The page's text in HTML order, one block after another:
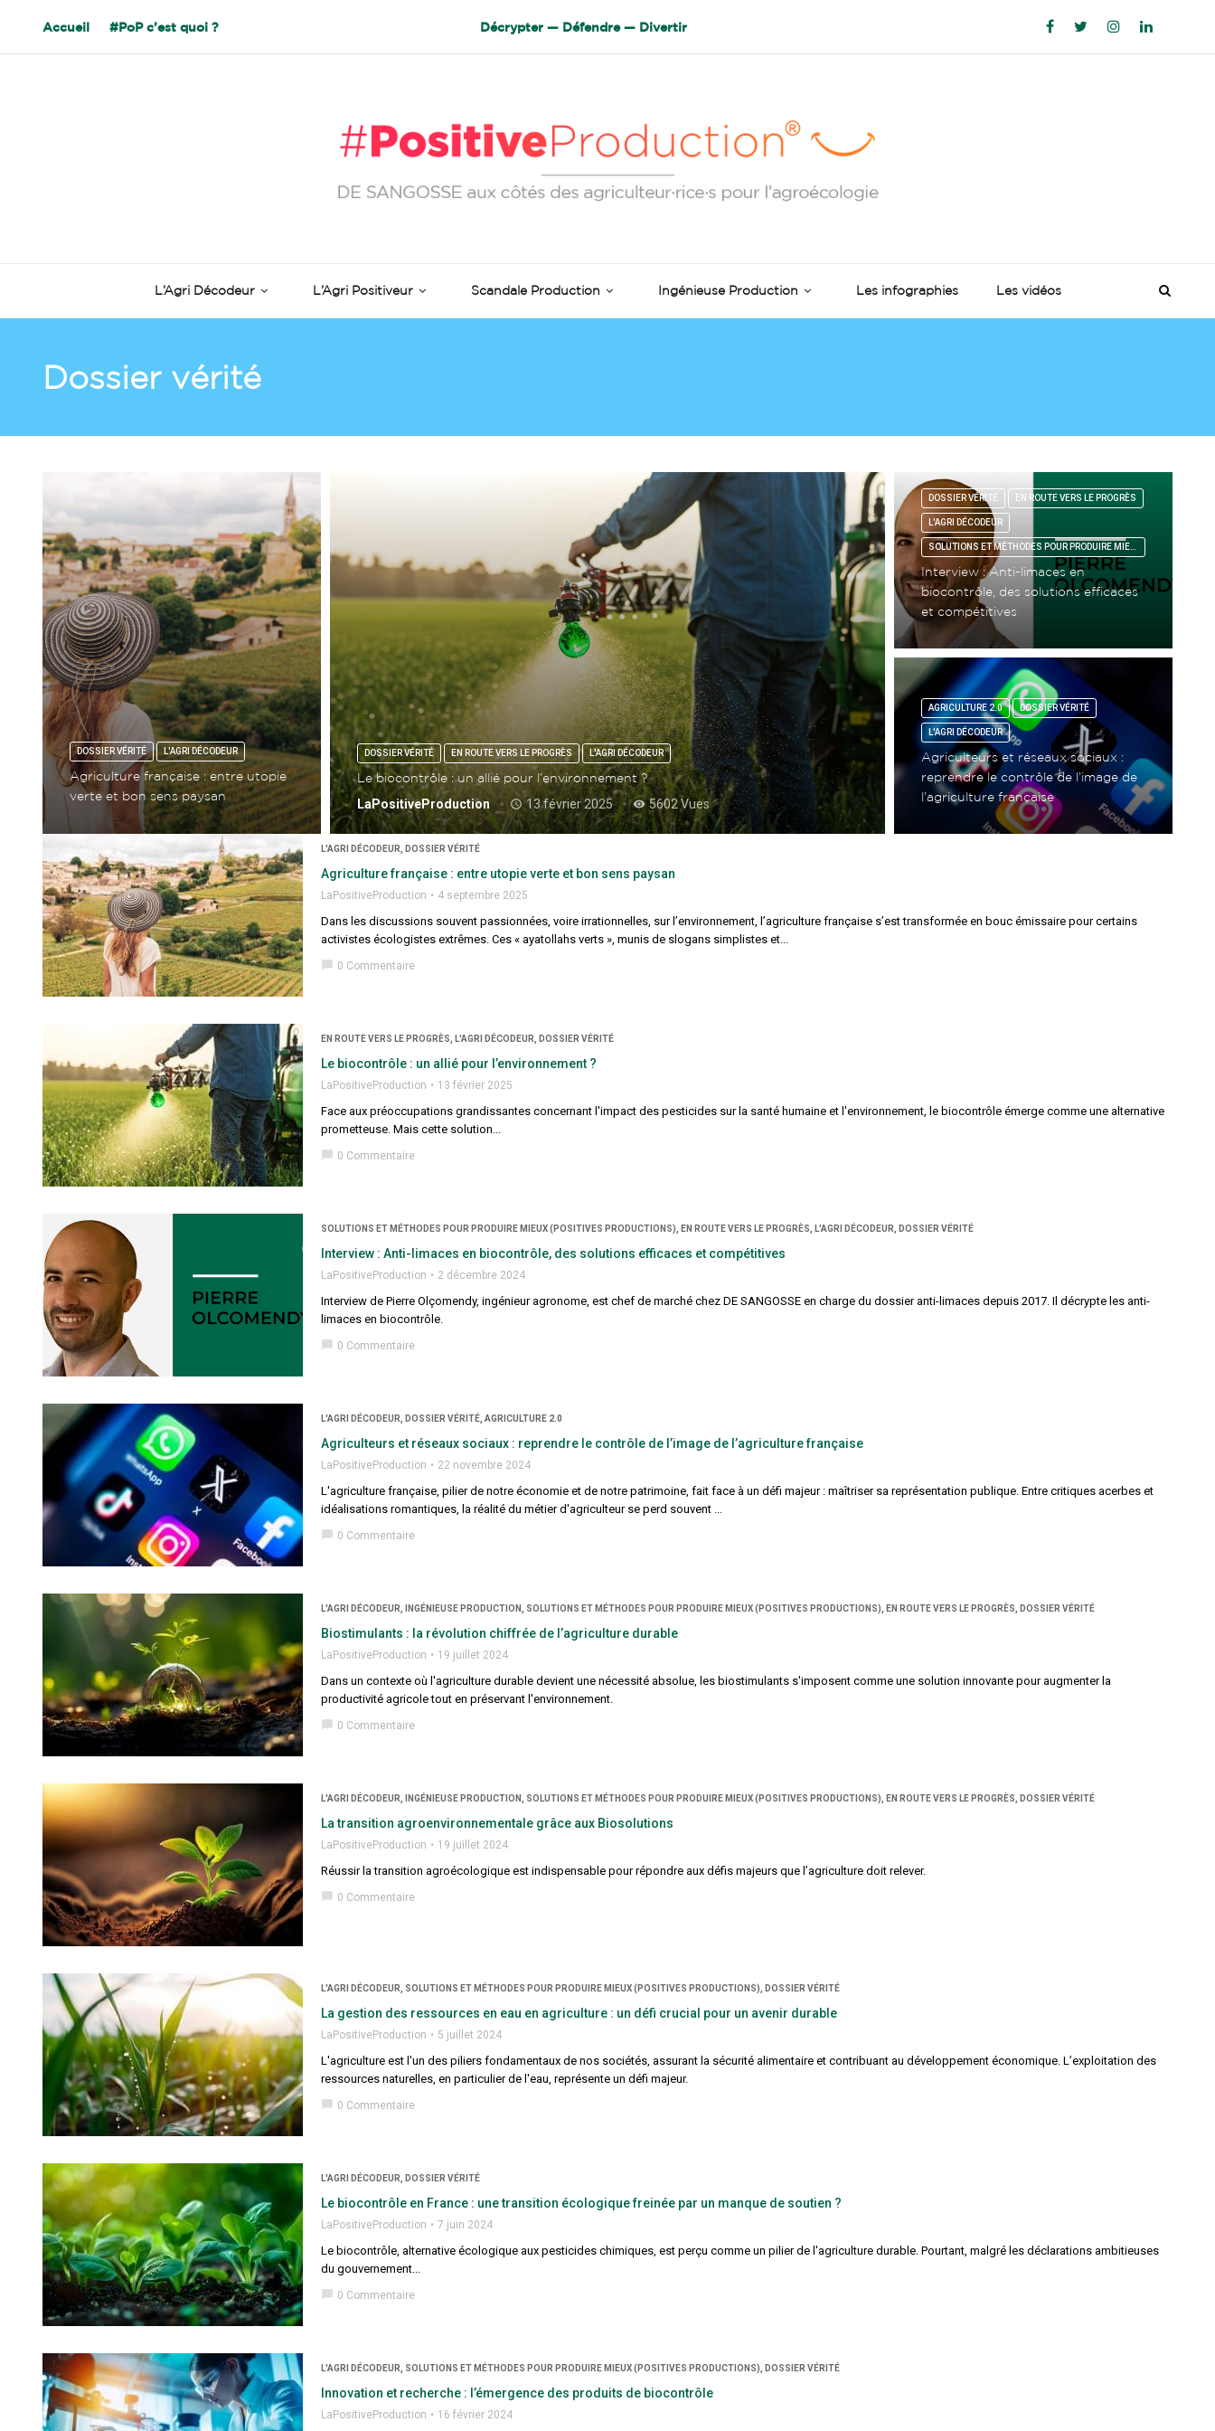
L’Agri Décodeur L’Agri Positiveur Scandale Production Ingénieuse Production Les infographies Les vidéos
Accueil #PoP c’est quoi ? Décrypter — Défendre — Divertir
Dossier vérité
DOSSIER VÉRITÉ L'AGRI DÉCODEUR
Agriculture française : entre utopie
verte et bon sens paysan
DOSSIER VÉRITÉ EN ROUTE VERS LE PROGRÈS L'AGRI DÉCODEUR
Le biocontrôle : un allié pour l’environnement ?
LaPositiveProduction
access_time 13 février 2025 remove_red_eye 5602 Vues
DOSSIER VÉRITÉ EN ROUTE VERS LE PROGRÈS
L'AGRI DÉCODEUR
Interview : Anti-limaces en
biocontrôle, des solutions efficaces
et compétitives
AGRICULTURE 2.0 DOSSIER VÉRITÉ
L'AGRI DÉCODEUR
Agriculteurs et réseaux sociaux :
reprendre le contrôle de l’image de
l’agriculture française
L'AGRI DÉCODEUR, DOSSIER VÉRITÉ
Agriculture française : entre utopie verte et bon sens paysan
LaPositiveProduction 4 septembre 2025
Dans les discussions souvent passionnées, voire irrationnelles, sur l’environnement, l’agriculture française s’est transformée en bouc émissaire pour certains
activistes écologistes extrêmes. Ces « ayatollahs verts », munis de slogans simplistes et...
chat_bubble 0 Commentaire
EN ROUTE VERS LE PROGRÈS, L'AGRI DÉCODEUR, DOSSIER VÉRITÉ
Le biocontrôle : un allié pour l’environnement ?
LaPositiveProduction 13 février 2025
Face aux préoccupations grandissantes concernant l'impact des pesticides sur la santé humaine et l'environnement, le biocontrôle émerge comme une alternative
prometteuse. Mais cette solution...
chat_bubble 0 Commentaire
SOLUTIONS ET MÉTHODES POUR PRODUIRE MIEUX (POSITIVES PRODUCTIONS), EN ROUTE VERS LE PROGRÈS, L'AGRI DÉCODEUR, DOSSIER VÉRITÉ
Interview : Anti-limaces en biocontrôle, des solutions efficaces et compétitives
LaPositiveProduction 2 décembre 2024
Interview de Pierre Olçomendy, ingénieur agronome, est chef de marché chez DE SANGOSSE en charge du dossier anti-limaces depuis 2017. Il décrypte les anti-
limaces en biocontrôle.
chat_bubble 0 Commentaire
L'AGRI DÉCODEUR, DOSSIER VÉRITÉ, AGRICULTURE 2.0
Agriculteurs et réseaux sociaux : reprendre le contrôle de l’image de l’agriculture française
LaPositiveProduction 22 novembre 2024
L'agriculture française, pilier de notre économie et de notre patrimoine, fait face à un défi majeur : maîtriser sa représentation publique. Entre critiques acerbes et
idéalisations romantiques, la réalité du métier d'agriculteur se perd souvent ...
chat_bubble 0 Commentaire
L'AGRI DÉCODEUR, INGÉNIEUSE PRODUCTION, SOLUTIONS ET MÉTHODES POUR PRODUIRE MIEUX (POSITIVES PRODUCTIONS), EN ROUTE VERS LE PROGRÈS, DOSSIER VÉRITÉ
Biostimulants : la révolution chiffrée de l’agriculture durable
LaPositiveProduction 19 juillet 2024
Dans un contexte où l'agriculture durable devient une nécessité absolue, les biostimulants s'imposent comme une solution innovante pour augmenter la
productivité agricole tout en préservant l'environnement.
chat_bubble 0 Commentaire
L'AGRI DÉCODEUR, INGÉNIEUSE PRODUCTION, SOLUTIONS ET MÉTHODES POUR PRODUIRE MIEUX (POSITIVES PRODUCTIONS), EN ROUTE VERS LE PROGRÈS, DOSSIER VÉRITÉ
La transition agroenvironnementale grâce aux Biosolutions
LaPositiveProduction 19 juillet 2024
Réussir la transition agroécologique est indispensable pour répondre aux défis majeurs que l’agriculture doit relever.
chat_bubble 0 Commentaire
L'AGRI DÉCODEUR, SOLUTIONS ET MÉTHODES POUR PRODUIRE MIEUX (POSITIVES PRODUCTIONS), DOSSIER VÉRITÉ
La gestion des ressources en eau en agriculture : un défi crucial pour un avenir durable
LaPositiveProduction 5 juillet 2024
L'agriculture est l'un des piliers fondamentaux de nos sociétés, assurant la sécurité alimentaire et contribuant au développement économique. L’exploitation des
ressources naturelles, en particulier de l'eau, représente un défi majeur.
chat_bubble 0 Commentaire
L'AGRI DÉCODEUR, DOSSIER VÉRITÉ
Le biocontrôle en France : une transition écologique freinée par un manque de soutien ?
LaPositiveProduction 7 juin 2024
Le biocontrôle, alternative écologique aux pesticides chimiques, est perçu comme un pilier de l'agriculture durable. Pourtant, malgré les déclarations ambitieuses
du gouvernement...
chat_bubble 0 Commentaire
L'AGRI DÉCODEUR, SOLUTIONS ET MÉTHODES POUR PRODUIRE MIEUX (POSITIVES PRODUCTIONS), DOSSIER VÉRITÉ
Innovation et recherche : l’émergence des produits de biocontrôle
LaPositiveProduction 16 février 2024